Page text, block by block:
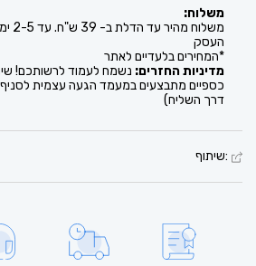
משלוח:
העסק
*המחירים בלעדיים לאתר
מדיניות החזרים: נשמח לעמוד לרשותכם!
כספיים מתבצעים במעמד הגעה עצמית
דרך השליח)
:שיתוף